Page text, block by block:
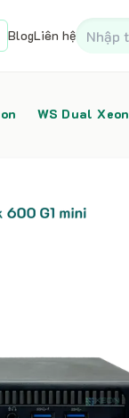
BlogLiên hệ
WS Dual Xeon